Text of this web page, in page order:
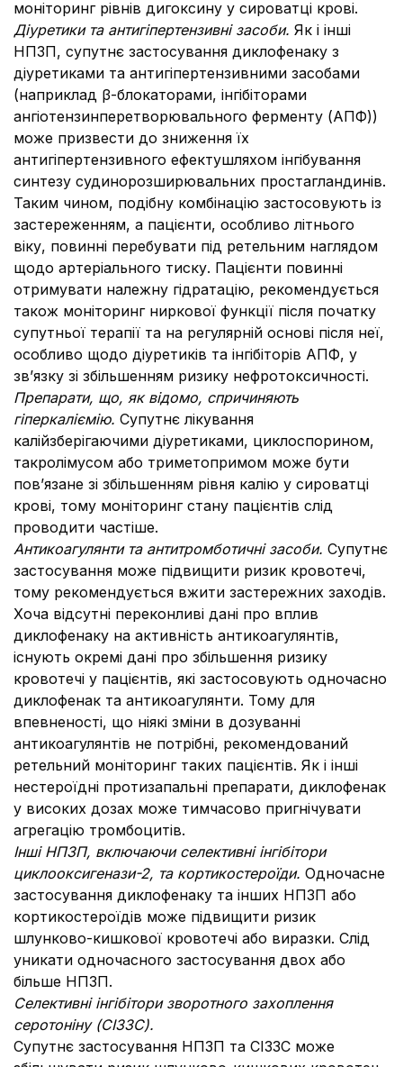
моніторинг рівнів дигоксину у сироватці крові.
Діуретики та антигіпертензивні засоби. Як і інші
НПЗП, супутнє застосування диклофенаку з
діуретиками та антигіпертензивними засобами
(наприклад β-блокаторами, інгібіторами
ангіотензинперетворювального ферменту (АПФ))
може призвести до зниження їх
антигіпертензивного ефектушляхом інгібування
синтезу судинорозширювальних простагландинів.
Таким чином, подібну комбінацію застосовують із
застереженням, а пацієнти, особливо літнього
віку, повинні перебувати під ретельним наглядом
щодо артеріального тиску. Пацієнти повинні
отримувати належну гідратацію, рекомендується
також моніторинг ниркової функції після початку
супутньої терапії та на регулярній основі після неї,
особливо щодо діуретиків та інгібіторів АПФ, у
зв’язку зі збільшенням ризику нефротоксичності.
Препарати, що, як відомо, спричиняють
гіперкаліємію. Супутнє лікування
калійзберігаючими діуретиками, циклоспорином,
такролімусом або триметопримом може бути
пов’язане зі збільшенням рівня калію у сироватці
крові, тому моніторинг стану пацієнтів слід
проводити частіше.
Антикоагулянти та антитромботичні засоби. Супутнє
застосування може підвищити ризик кровотечі,
тому рекомендується вжити застережних заходів.
Хоча відсутні переконливі дані про вплив
диклофенаку на активність антикоагулянтів,
існують окремі дані про збільшення ризику
кровотечі у пацієнтів, які застосовують одночасно
диклофенак та антикоагулянти. Тому для
впевненості, що ніякі зміни в дозуванні
антикоагулянтів не потрібні, рекомендований
ретельний моніторинг таких пацієнтів. Як і інші
нестероїдні протизапальні препарати, диклофенак
у високих дозах може тимчасово пригнічувати
агрегацію тромбоцитів.
Інші НПЗП, включаючи селективні інгібітори
циклооксигенази-2, та кортикостероїди. Одночасне
застосування диклофенаку та інших НПЗП або
кортикостероїдів може підвищити ризик
шлунково-кишкової кровотечі або виразки. Слід
уникати одночасного застосування двох або
більше НПЗП.
Селективні інгібітори зворотного захоплення
серотоніну (СІЗЗС).
Супутнє застосування НПЗП та СІЗЗС може